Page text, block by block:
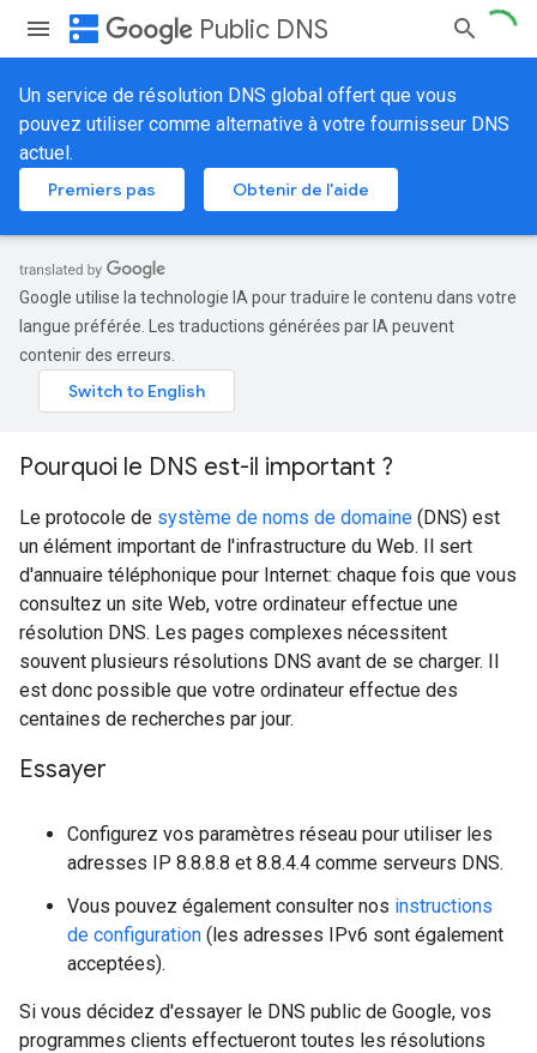
dns Public DNS
Un service de résolution DNS global offert que vous
pouvez utiliser comme alternative à votre fournisseur DNS
actuel.
Premiers pas Obtenir de l'aide
Google utilise la technologie IA pour traduire le contenu dans votre
langue préférée. Les traductions générées par IA peuvent
contenir des erreurs.
Pourquoi le DNS est-il important ?
Le protocole de système de noms de domaine (DNS) est
un élément important de l'infrastructure du Web. Il sert
d'annuaire téléphonique pour Internet: chaque fois que vous
consultez un site Web, votre ordinateur effectue une
résolution DNS. Les pages complexes nécessitent
souvent plusieurs résolutions DNS avant de se charger. Il
est donc possible que votre ordinateur effectue des
centaines de recherches par jour.
Essayer
Configurez vos paramètres réseau pour utiliser les
adresses IP 8.8.8.8 et 8.8.4.4 comme serveurs DNS.
Vous pouvez également consulter nos instructions
de configuration (les adresses IPv6 sont également
acceptées).
Si vous décidez d'essayer le DNS public de Google, vos
programmes clients effectueront toutes les résolutions